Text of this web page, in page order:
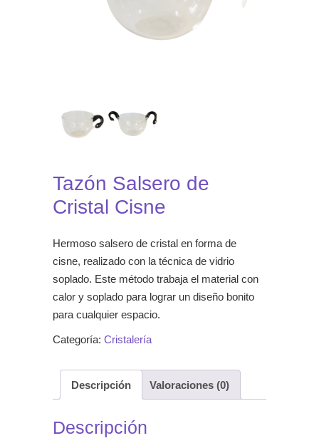
Tazón Salsero de
Cristal Cisne
Hermoso salsero de cristal en forma de
cisne, realizado con la técnica de vidrio
soplado. Este método trabaja el material con
calor y soplado para lograr un diseño bonito
para cualquier espacio.
Categoría: Cristalería
Descripción Valoraciones (0)
Descripción